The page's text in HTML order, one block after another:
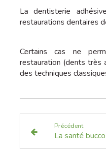
La dentisterie
restaurations dentaires
Certains cas ne
restauration (dents très
des techniques
Précédent
La santé